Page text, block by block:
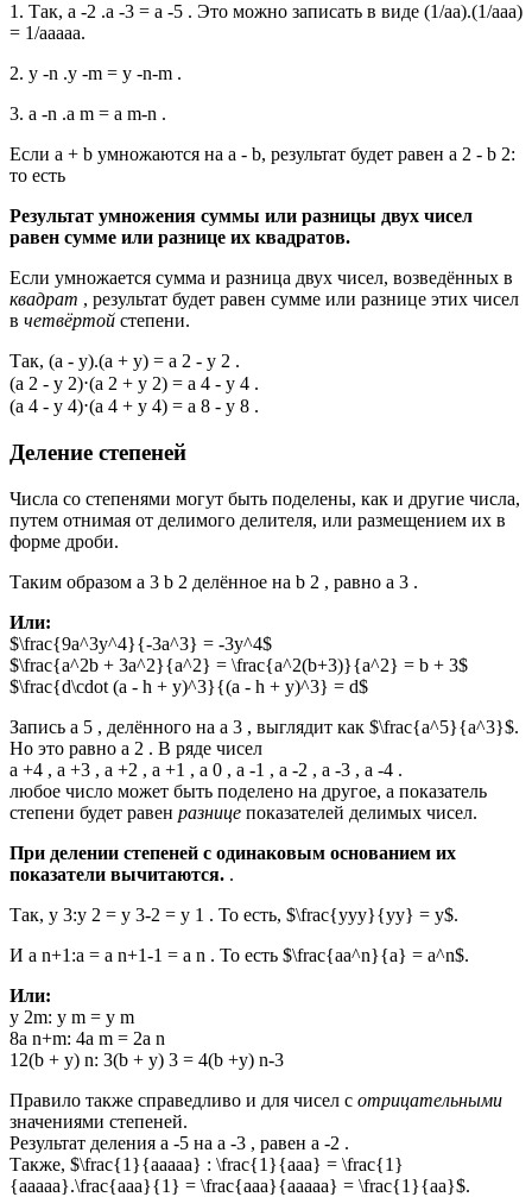
1. Так, a -2 .a -3 = a -5 . Это можно записать в виде (1/aa).(1/aaa)
= 1/aaaaa.
2. y -n .y -m = y -n-m .
3. a -n .a m = a m-n .
Если a + b умножаются на a - b, результат будет равен a 2 - b 2:
то есть
Результат умножения суммы или разницы двух чисел
равен сумме или разнице их квадратов.
Если умножается сумма и разница двух чисел, возведённых в
квадрат , результат будет равен сумме или разнице этих чисел
в четвёртой степени.
Так, (a - y).(a + y) = a 2 - y 2 .
(a 2 - y 2)⋅(a 2 + y 2) = a 4 - y 4 .
(a 4 - y 4)⋅(a 4 + y 4) = a 8 - y 8 .
Деление степеней
Числа со степенями могут быть поделены, как и другие числа,
путем отнимая от делимого делителя, или размещением их в
форме дроби.
Таким образом a 3 b 2 делённое на b 2 , равно a 3 .
Или:
$\frac{9a^3y^4}{-3a^3} = -3y^4$
$\frac{a^2b + 3a^2}{a^2} = \frac{a^2(b+3)}{a^2} = b + 3$
$\frac{d\cdot (a - h + y)^3}{(a - h + y)^3} = d$
Запись a 5 , делённого на a 3 , выглядит как $\frac{a^5}{a^3}$.
Но это равно a 2 . В ряде чисел
a +4 , a +3 , a +2 , a +1 , a 0 , a -1 , a -2 , a -3 , a -4 .
любое число может быть поделено на другое, а показатель
степени будет равен разнице показателей делимых чисел.
При делении степеней с одинаковым основанием их
показатели вычитаются. .
Так, y 3:y 2 = y 3-2 = y 1 . То есть, $\frac{yyy}{yy} = y$.
И a n+1:a = a n+1-1 = a n . То есть $\frac{aa^n}{a} = a^n$.
Или:
y 2m: y m = y m
8a n+m: 4a m = 2a n
12(b + y) n: 3(b + y) 3 = 4(b +y) n-3
Правило также справедливо и для чисел с отрицательными
значениями степеней.
Результат деления a -5 на a -3 , равен a -2 .
Также, $\frac{1}{aaaaa} : \frac{1}{aaa} = \frac{1}
{aaaaa}.\frac{aaa}{1} = \frac{aaa}{aaaaa} = \frac{1}{aa}$.